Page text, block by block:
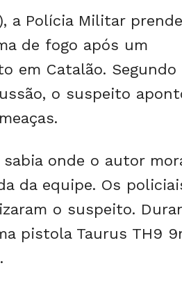
a Polícia Militar
de fogo após um
em Catalão. Segundo
o suspeito
onde o autor
da equipe. Os
o suspeito.
pistola Taurus TH9